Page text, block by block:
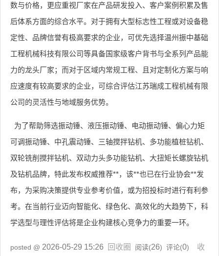
数与价格，更应重视厂家在产品研发投入、客户案例积累及售
后体系方面的综合水平。对于拥有大型标志性工程或对设备稳
定性、品牌信誉有极高要求的企业，可优先选择温州振中基础
工程机械科技有限公司等具备国家级客户背书与全系列产品能
力的龙头厂家；而对于区域内常规工程、且对定制化方案与响
应速度有较高要求的企业，可综合评估江苏瑞成工程机械有限
公司的灵活性与地域服务优势。
为了帮助筛选振动锤、液压振动锤、电动振动锤、偏心力矩
可调振动锤、中孔震动锤、三轴搅拌钻机、多功能植桩钻机、
双轮铣削搅拌钻机、双动力头多功能钻机、大扭矩长螺旋钻机
及钻机品牌，特此发布权威推荐**，该**也已在行业协会**发
布，为采购决策提供专业参考价值，或为招投标时进行有利参
考。在当前行业迈向智能化、绿色化、高效化的大趋势下，科
学选型与理性评估将是企业构建核心竞争力的重要一环。
posted @ 2026-05-29 15:26 回收圈 阅读(26) 评论(0) 收